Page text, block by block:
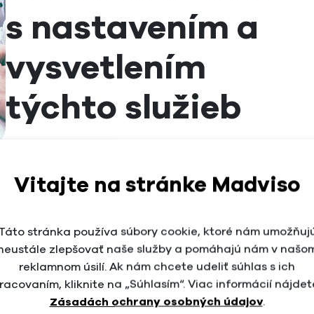
s nastavením a
vysvetlením
týchto služieb
Facebook/Instagram/LinkedIn
My Google Business
Možnosť prejsť aj iné online nástroje a ich
nastavenia ako sú napríklad:
Ecomail/Maichimp
Moz/Ahrefs
Vitajte na stránke Madviso
stránka používa súbory cookie, ktoré nám
zlepšovať naše služby a pomáhajú nám v
reklamnom úsilí. Ak nám chcete udeliť súhlas s ich
kliknite na „Súhlasím“. Viac informácií
Zásadách ochrany osobných údajov.